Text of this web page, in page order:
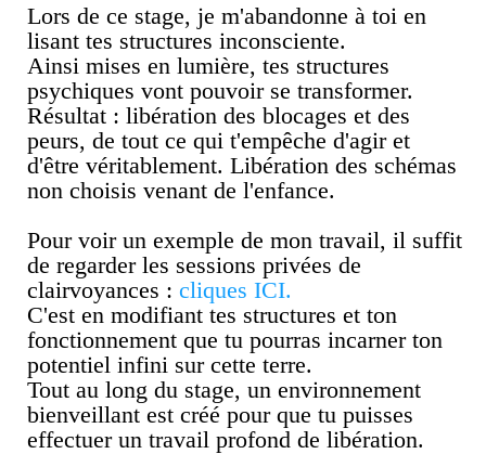
Lors de ce stage, je m'abandonne à toi en
lisant tes structures inconsciente.
Ainsi mises en lumière, tes structures
psychiques vont pouvoir se transformer.
Résultat : libération des blocages et des
peurs, de tout ce qui t'empêche d'agir et
d'être véritablement. Libération des schémas
non choisis venant de l'enfance.
Pour voir un exemple de mon travail, il suffit
de regarder les sessions privées de
clairvoyances : cliques ICI.
C'est en modifiant tes structures et ton
fonctionnement que tu pourras incarner ton
potentiel infini sur cette terre.
Tout au long du stage, un environnement
bienveillant est créé pour que tu puisses
effectuer un travail profond de libération.